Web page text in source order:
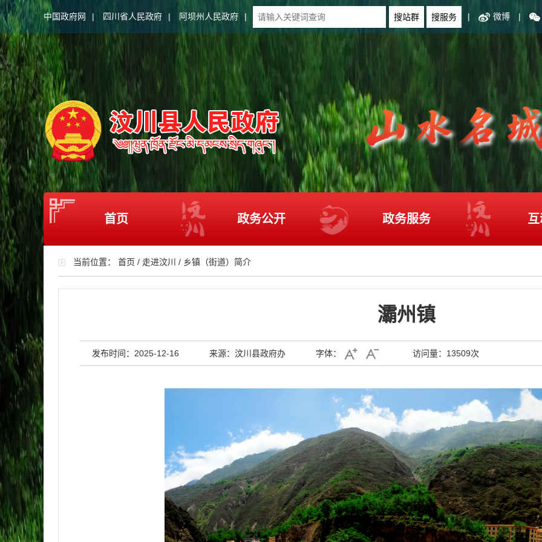
中国政府网 | 四川省人民政府 | 阿坝州人民政府 | | 微博 |
首页 政务公开 政务服务
当前位置： 首页 / 走进汶川 / 乡镇（街道）简介
灞州镇
发布时间：2025-12-16 来源：汶川县政府办 字体： 访问量： 13509次